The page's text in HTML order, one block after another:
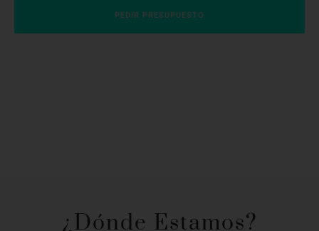
PEDIR PRESUPUESTO
¿Dónde Estamos?​